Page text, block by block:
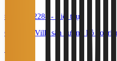
#TS10662288 -
Biệt thự
Cho thuê Villa sân vườn - hồ bơi